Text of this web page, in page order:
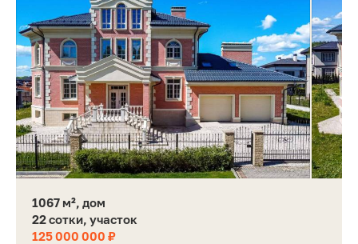
1067 м², дом
22 сотки, участок
125 000 000 ₽